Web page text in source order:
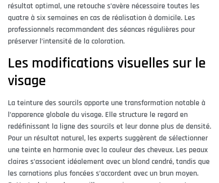
résultat optimal, une retouche s’avère nécessaire toutes les
quatre à six semaines en cas de réalisation à domicile. Les
professionnels recommandent des séances régulières pour
préserver l’intensité de la coloration.
Les modifications visuelles sur le
visage
La teinture des sourcils apporte une transformation notable à
l’apparence globale du visage. Elle structure le regard en
redéfinissant la ligne des sourcils et leur donne plus de densité.
Pour un résultat naturel, les experts suggèrent de sélectionner
une teinte en harmonie avec la couleur des cheveux. Les peaux
claires s’associent idéalement avec un blond cendré, tandis que
les carnations plus foncées s’accordent avec un brun moyen.